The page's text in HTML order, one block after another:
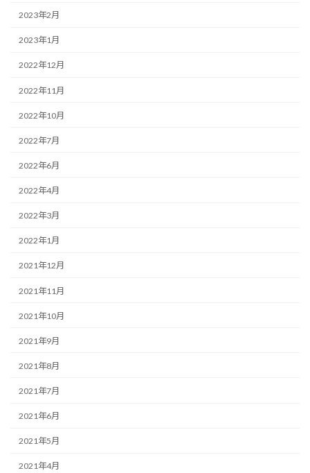
2023年2月
2023年1月
2022年12月
2022年11月
2022年10月
2022年7月
2022年6月
2022年4月
2022年3月
2022年1月
2021年12月
2021年11月
2021年10月
2021年9月
2021年8月
2021年7月
2021年6月
2021年5月
2021年4月